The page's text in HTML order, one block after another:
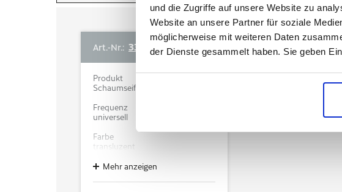
und die Zugriffe auf unsere Website zu
Website an unsere Partner für soziale
möglicherweise mit weiteren Daten
der Dienste gesammelt haben. Sie geben
Art.-Nr.: 333371
Produkt
Schaumseife Free 6 x 500 ml
Frequenz
universell
Farbe
transluzent
Verpackungseinheit /
Transporteinheit
6 x 500 ml
Mehr anzeigen